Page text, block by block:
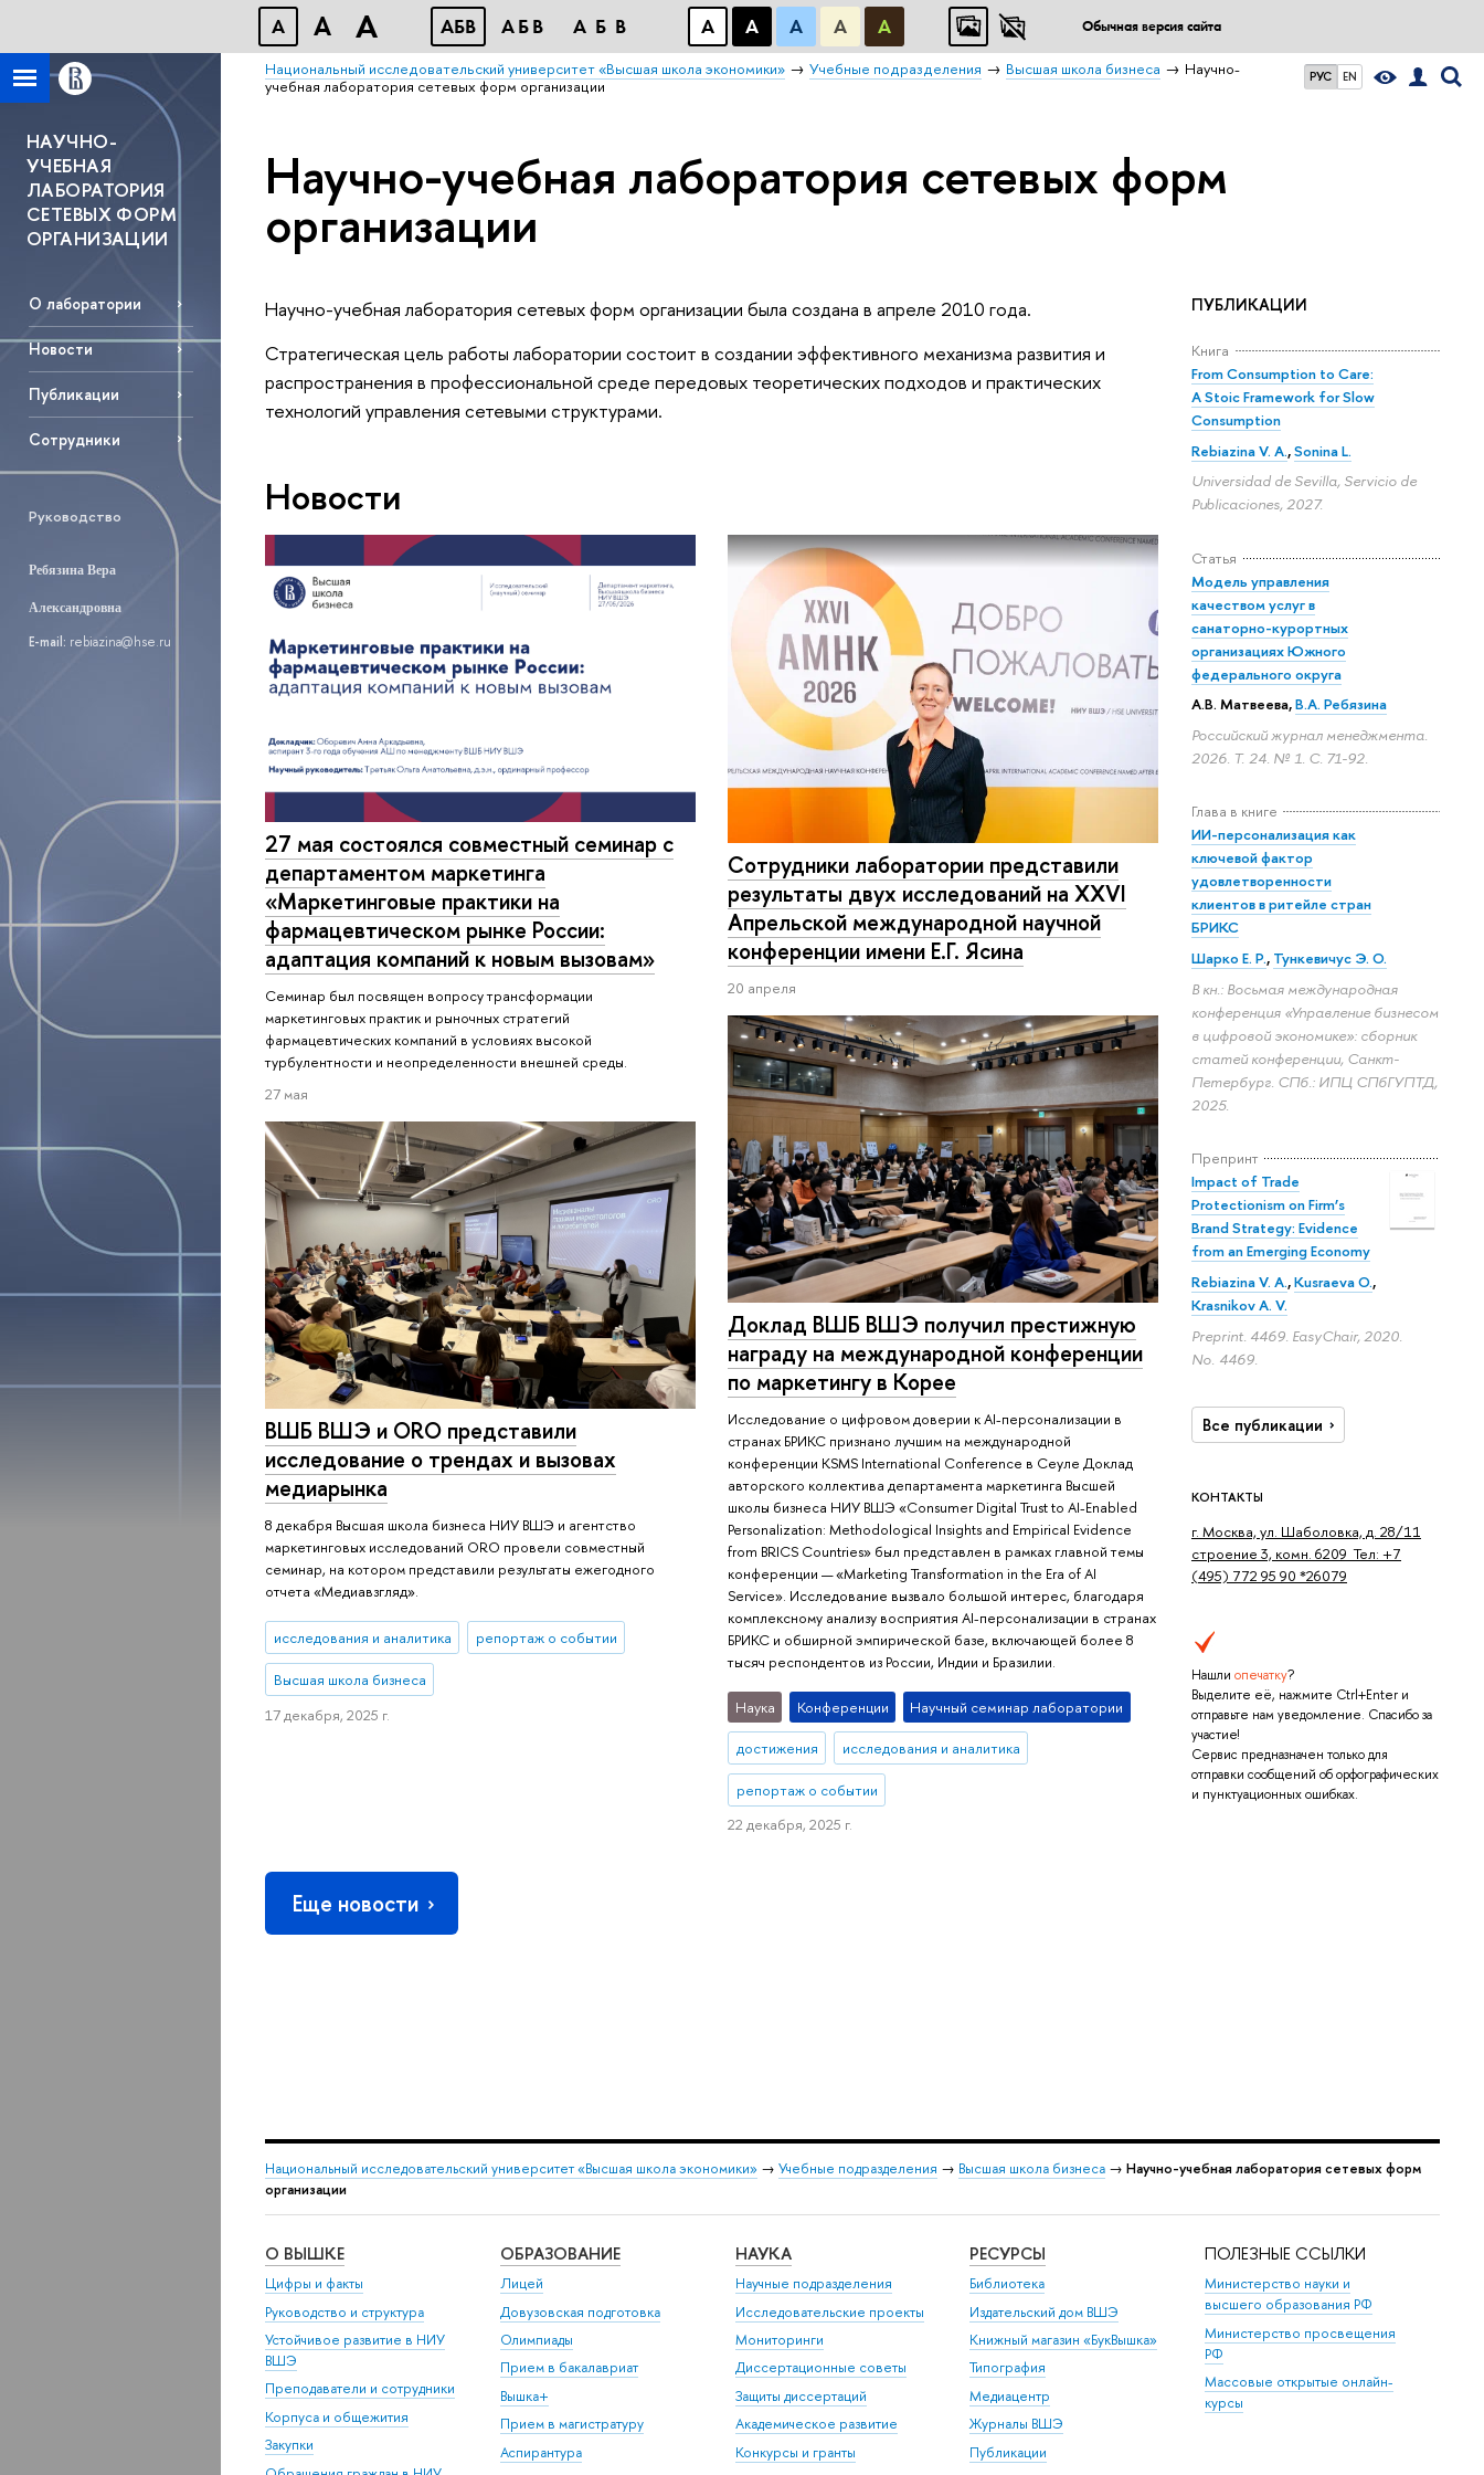
A A A АБВ АБВ АБВ А А А А А Обычная версия сайта
РУС EN
Национальный исследовательский университет «Высшая школа экономики» Учебные подразделения Высшая школа бизнеса
Научно-
учебная лаборатория сетевых форм организации
НАУЧНО-
УЧЕБНАЯ
ЛАБОРАТОРИЯ
СЕТЕВЫХ ФОРМ
ОРГАНИЗАЦИИ
O лаборатории
Новости
Публикации
Сотрудники
Руководство
Ребязина Вера
Александровна
E-mail: rebiazina@hse.ru
Научно-учебная лаборатория сетевых форм
организации
ПУБЛИКАЦИИ
Книга
From Consumption to Care:
A Stoic Framework for Slow
Consumption
Rebiazina V. A.,Sonina L.
Universidad de Sevilla, Servicio de
Publicaciones, 2027.
Статья
Модель управления
качеством услуг в
санаторно-курортных
организациях Южного
федерального округа
А.В. Матвеева,В.А. Ребязина
Российский журнал менеджмента.
2026. Т. 24. № 1. С. 71-92.
Глава в книге
ИИ-персонализация как
ключевой фактор
удовлетворенности
клиентов в ритейле стран
БРИКС
Шарко Е. Р., Тункевичус Э. О.
В кн.: Восьмая международная
конференция «Управление бизнесом
в цифровой экономике»: сборник
статей конференции, Санкт-
Петербург. СПб.: ИПЦ СПбГУПТД,
2025.
Препринт
Impact of Trade
Protectionism on Firm’s
Brand Strategy: Evidence
from an Emerging Economy
Rebiazina V. A.,Kusraeva O.,
Krasnikov A. V.
Preprint. 4469. EasyChair, 2020.
No. 4469.
Все публикации
КОНТАКТЫ
г. Москва, ул. Шаболовка, д. 28/11
строение 3, комн. 6209 Тел: +7
(495) 772 95 90 *26079
Нашли опечатку?
Выделите её, нажмите Ctrl+Enter и
отправьте нам уведомление. Спасибо за
участие!
Сервис предназначен только для
отправки сообщений об орфографических
и пунктуационных ошибках.
Научно-учебная лаборатория сетевых форм организации была создана в апреле 2010 года.
Стратегическая цель работы лаборатории состоит в создании эффективного механизма развития и
распространения в профессиональной среде передовых теоретических подходов и практических
технологий управления сетевыми структурами.
Новости
27 мая состоялся совместный семинар с
департаментом маркетинга
«Маркетинговые практики на
фармацевтическом рынке России:
адаптация компаний к новым вызовам»
Семинар был посвящен вопросу трансформации
маркетинговых практик и рыночных стратегий
фармацевтических компаний в условиях высокой
турбулентности и неопределенности внешней среды.
27 мая
Сотрудники лаборатории представили
результаты двух исследований на XXVI
Апрельской международной научной
конференции имени Е.Г. Ясина
20 апреля
Доклад ВШБ ВШЭ получил престижную
награду на международной конференции
по маркетингу в Корее
Исследование о цифровом доверии к AI-персонализации в
странах БРИКС признано лучшим на международной
конференции KSMS International Conference в Сеуле Доклад
авторского коллектива департамента маркетинга Высшей
школы бизнеса НИУ ВШЭ «Consumer Digital Trust to AI-Enabled
Personalization: Methodological Insights and Empirical Evidence
from BRICS Countries» был представлен в рамках главной темы
конференции — «Marketing Transformation in the Era of AI
Service». Исследование вызвало большой интерес, благодаря
комплексному анализу восприятия AI-персонализации в странах
БРИКС и обширной эмпирической базе, включающей более 8
тысяч респондентов из России, Индии и Бразилии.
Наука Конференции Научный семинар лаборатории
достижения исследования и аналитика
репортаж о событии
22 декабря, 2025 г.
ВШБ ВШЭ и ORO представили
исследование о трендах и вызовах
медиарынка
8 декабря Высшая школа бизнеса НИУ ВШЭ и агентство
маркетинговых исследований ORO провели совместный
семинар, на котором представили результаты ежегодного
отчета «Медиавзгляд».
исследования и аналитика репортаж о событии
Высшая школа бизнеса
17 декабря, 2025 г.
Еще новости
Национальный исследовательский университет «Высшая школа экономики» → Учебные подразделения → Высшая школа бизнеса → Научно-учебная лаборатория сетевых форм
организации
О ВЫШКЕ
Цифры и факты
Руководство и структура
Устойчивое развитие в НИУ
ВШЭ
Преподаватели и сотрудники
Корпуса и общежития
Закупки
ОБРАЗОВАНИЕ
Лицей
Довузовская подготовка
Олимпиады
Прием в бакалавриат
Вышка+
Прием в магистратуру
Аспирантура
НАУКА
Научные подразделения
Исследовательские проекты
Мониторинги
Диссертационные советы
Защиты диссертаций
Академическое развитие
Конкурсы и гранты
РЕСУРСЫ
Библиотека
Издательский дом ВШЭ
Книжный магазин «БукВышка»
Типография
Медиацентр
Журналы ВШЭ
Публикации
ПОЛЕЗНЫЕ ССЫЛКИ
Министерство науки и
высшего образования РФ
Министерство просвещения
РФ
Массовые открытые онлайн-
курсы